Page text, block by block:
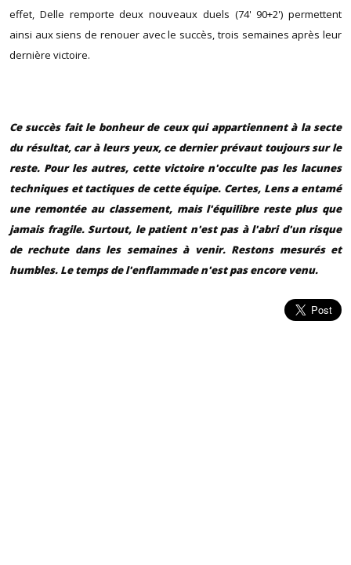
effet, Delle remporte deux nouveaux duels (74' 90+2') permettent
ainsi aux siens de renouer avec le succès, trois semaines après leur
dernière victoire.
Ce succès fait le bonheur de ceux qui appartiennent à la secte
du résultat, car à leurs yeux, ce dernier prévaut toujours sur le
reste. Pour les autres, cette victoire n'occulte pas les lacunes
techniques et tactiques de cette équipe. Certes, Lens a entamé
une remontée au classement, mais l'équilibre reste plus que
jamais fragile. Surtout, le patient n'est pas à l'abri d'un risque
de rechute dans les semaines à venir. Restons mesurés et
humbles. Le temps de l'enflammade n'est pas encore venu.